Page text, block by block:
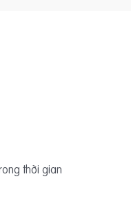
thời gian